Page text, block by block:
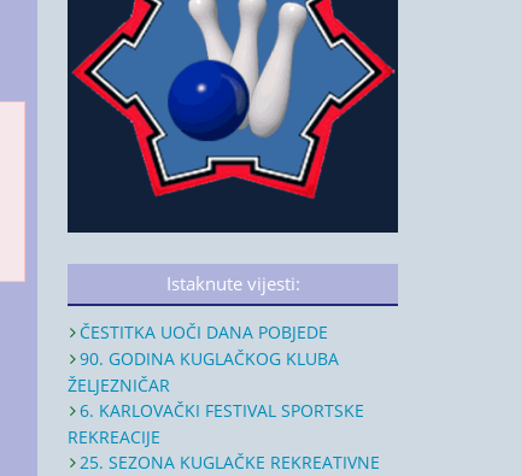
Istaknute vijesti:
ČESTITKA UOČI DANA POBJEDE
90. GODINA KUGLAČKOG KLUBA
ŽELJEZNIČAR
6. KARLOVAČKI FESTIVAL SPORTSKE
REKREACIJE
25. SEZONA KUGLAČKE REKREATIVNE